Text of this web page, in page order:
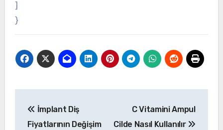
]
}
gezinmesi
İmplant Diş
Fiyatlarının Değişim
C Vitamini Ampul
Cilde Nasıl Kullanılır